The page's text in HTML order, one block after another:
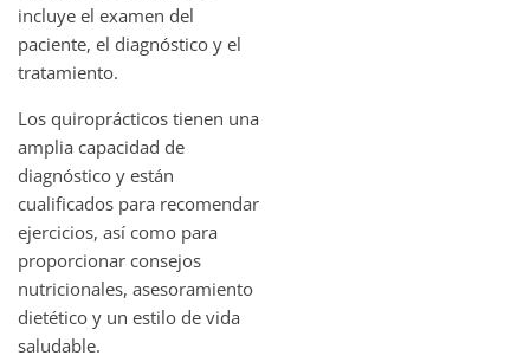
incluye el examen del
paciente, el diagnóstico y el
tratamiento.
Los quiroprácticos tienen una
amplia capacidad de
diagnóstico y están
cualificados para recomendar
ejercicios, así como para
proporcionar consejos
nutricionales, asesoramiento
dietético y un estilo de vida
saludable.